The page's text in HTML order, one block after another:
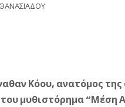
Κόου, ανατόμος της
μυθιστόρημα “Μέση